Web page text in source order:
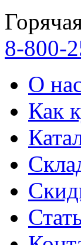
8-800-
О
Как